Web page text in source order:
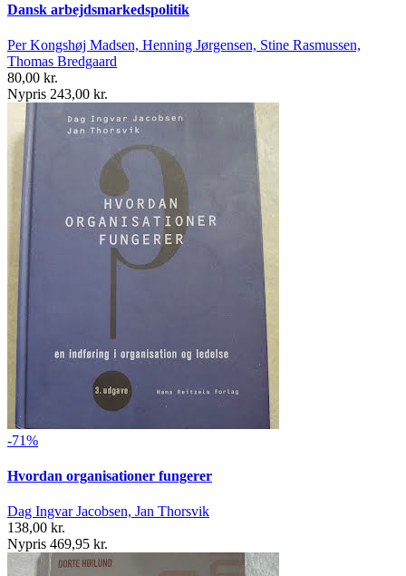
Dansk arbejdsmarkedspolitik
Per Kongshøj Madsen, Henning Jørgensen, Stine Rasmussen,
Thomas Bredgaard
80,00 kr.
Nypris 243,00 kr.
-71%
Hvordan organisationer fungerer
Dag Ingvar Jacobsen, Jan Thorsvik
138,00 kr.
Nypris 469,95 kr.